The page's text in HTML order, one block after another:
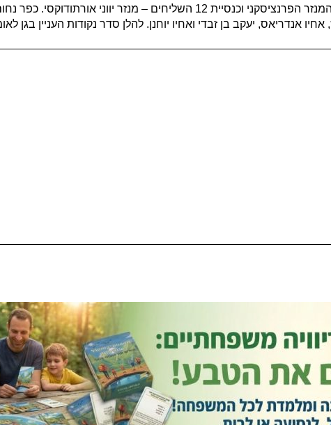
תל מקראי, חורבת כנסיית פטרוס הקדוש, כנסיה חדשה שהוקמה, המנזר הפרנציסקני וכנסיית 12
אנדריאס, יעקב בן זבדי ואחיו יוחנן. להלן סדר נקודות העניין בגן